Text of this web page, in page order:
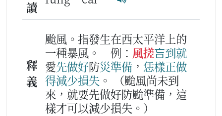
讀
釋
義
颱風。指發生在西太平洋上的
一種暴風。
例： 風搓吂到就
愛先做好防災準備 ， 恁樣正做
得減少損失 。
（颱風尚未到
來，就要先做好防颱準備，這
樣才可以減少損失。）